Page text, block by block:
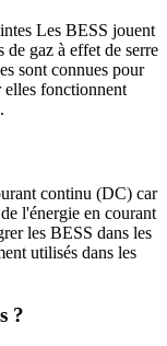
Les BESS jouent
gaz à effet de serre
sont connues pour
elles fonctionnent
continu (DC) car
l'énergie en courant
les BESS dans les
utilisés dans les
?